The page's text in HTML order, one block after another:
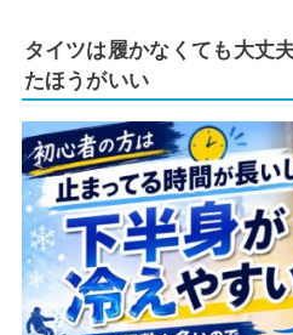
タイツは履かなくても大丈
たほうがいい